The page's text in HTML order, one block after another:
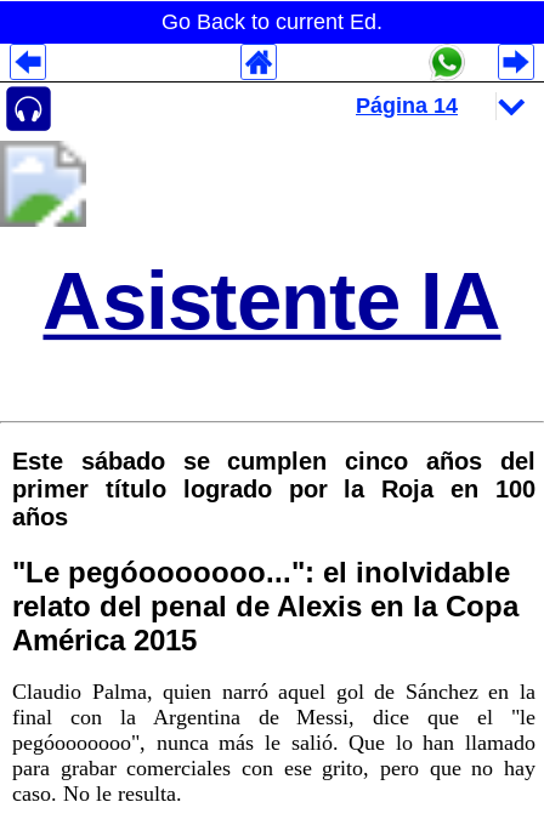
Go Back to current Ed.
Asistente IA
Este sábado se cumplen cinco años del
primer título logrado por la Roja en 100
años
"Le pegóooooooo...": el inolvidable
relato del penal de Alexis en la Copa
América 2015
Claudio Palma, quien narró aquel gol de Sánchez en la
final con la Argentina de Messi, dice que el "le
pegóooooooo", nunca más le salió. Que lo han llamado
para grabar comerciales con ese grito, pero que no hay
caso. No le resulta.
Despliegues Analytics
Despliegues Totales
Despliegues por Rubros